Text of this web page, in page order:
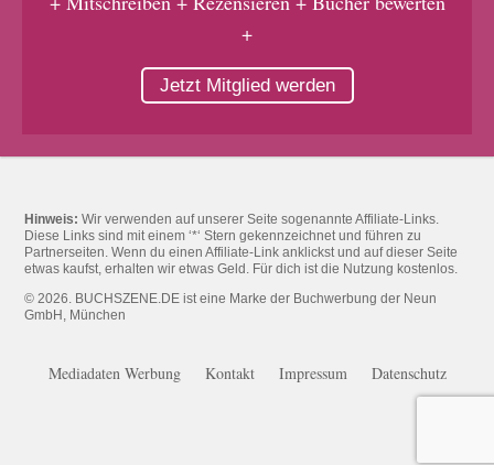
+
Jetzt Mitglied werden
Hinweis: Wir verwenden auf unserer Seite sogenannte Affiliate-Links.
Diese Links sind mit einem ‘*‘ Stern gekennzeichnet und führen zu
Partnerseiten. Wenn du einen Affiliate-Link anklickst und auf dieser Seite
etwas kaufst, erhalten wir etwas Geld. Für dich ist die Nutzung kostenlos.
© 2026. BUCHSZENE.DE ist eine Marke der Buchwerbung der Neun
GmbH, München
Mediadaten Werbung Kontakt Impressum Datenschutz